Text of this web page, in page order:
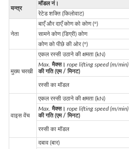
यन्त्र
मॉडल नं।
रेटेड शक्ति (किलोवाट)
नेता
बाएँ और दाएँ कोण को कोण (°)
सामने कोण (डिग्री) कोण
कोण को पीछे की ओर (°)
मुख्य चरखी
एकल रस्सी उठाने की क्षमता (kN)
Max. मैक्स। rope lifting speed (m/min)
की गति (एम / मिनट)
रस्सी का मॉडल
वाइस वेंच
एकल रस्सी उठाने की क्षमता (kN)
Max. मैक्स। rope lifting speed (m/min)
की गति (एम / मिनट)
रस्सी का मॉडल
दबाव (बार)